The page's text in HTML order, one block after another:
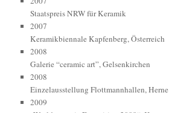
Staatspreis NRW für Keramik
2007
Keramikbiennale Kapfenberg, Österreich
2008
Galerie “ceramic art”, Gelsenkirchen
2008
Einzelausstellung Flottmannhallen, Herne
2009